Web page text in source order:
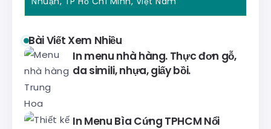
Bài Viết Xem Nhiều
In menu nhà hàng. Thực đơn gỗ,
da simili, nhựa, giấy bồi.
In Menu Bìa Cứng TPHCM Nổi